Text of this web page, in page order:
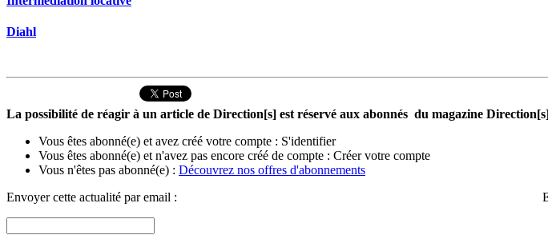
Diahl
La possibilité de réagir à un article de Direction[s] est réservé aux abonnés du magazine Direction[s]
Vous êtes abonné(e) et avez créé votre compte : S'identifier
Vous êtes abonné(e) et n'avez pas encore créé de compte : Créer votre compte
Vous n'êtes pas abonné(e) : Découvrez nos offres d'abonnements
Envoyer cette actualité par email :